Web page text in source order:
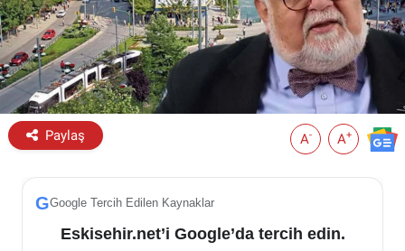
Paylaş A- A+
GGoogle Tercih Edilen Kaynaklar
Eskisehir.net’i Google’da tercih edin.
Eskişehir Haber İçerikleri
Eskişehir Hava Durumu
Eskişehir Tramvay Saatleri
Eskişehir Otobüs Saatleri